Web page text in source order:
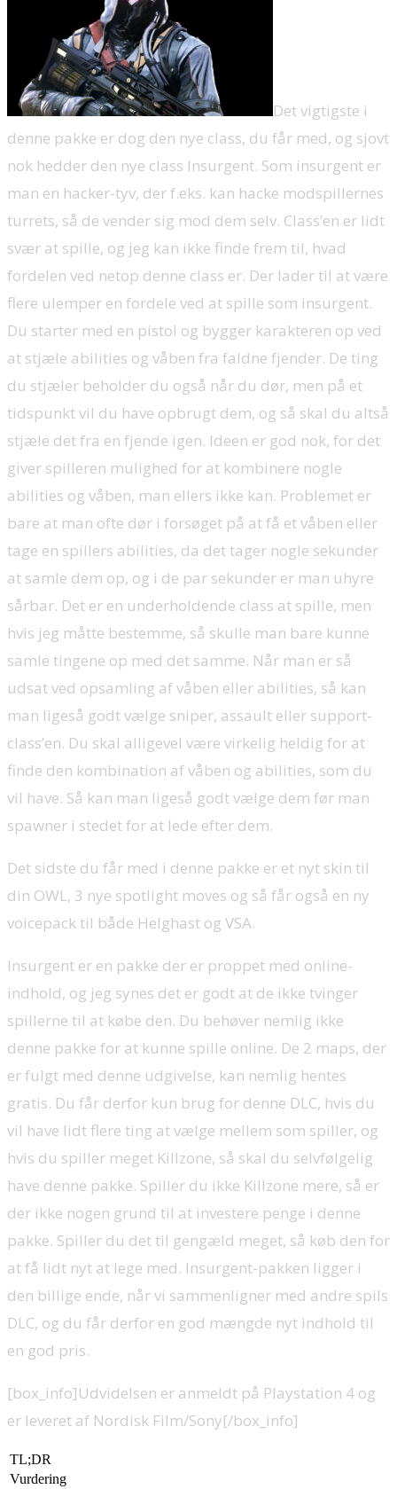
Det vigtigste i
denne pakke er dog den nye class, du får med, og sjovt
nok hedder den nye class Insurgent. Som insurgent er
man en hacker-tyv, der f.eks. kan hacke modspillernes
turrets, så de vender sig mod dem selv. Class’en er lidt
svær at spille, og jeg kan ikke finde frem til, hvad
fordelen ved netop denne class er. Der lader til at være
flere ulemper en fordele ved at spille som insurgent.
Du starter med en pistol og bygger karakteren op ved
at stjæle abilities og våben fra faldne fjender. De ting
du stjæler beholder du også når du dør, men på et
tidspunkt vil du have opbrugt dem, og så skal du altså
stjæle det fra en fjende igen. Ideen er god nok, for det
giver spilleren mulighed for at kombinere nogle
abilities og våben, man ellers ikke kan. Problemet er
bare at man ofte dør i forsøget på at få et våben eller
tage en spillers abilities, da det tager nogle sekunder
at samle dem op, og i de par sekunder er man uhyre
sårbar. Det er en underholdende class at spille, men
hvis jeg måtte bestemme, så skulle man bare kunne
samle tingene op med det samme. Når man er så
udsat ved opsamling af våben eller abilities, så kan
man ligeså godt vælge sniper, assault eller support-
class’en. Du skal alligevel være virkelig heldig for at
finde den kombination af våben og abilities, som du
vil have. Så kan man ligeså godt vælge dem før man
spawner i stedet for at lede efter dem.
Det sidste du får med i denne pakke er et nyt skin til
din OWL, 3 nye spotlight moves og så får også en ny
voicepack til både Helghast og VSA.
Insurgent er en pakke der er proppet med online-
indhold, og jeg synes det er godt at de ikke tvinger
spillerne til at købe den. Du behøver nemlig ikke
denne pakke for at kunne spille online. De 2 maps, der
er fulgt med denne udgivelse, kan nemlig hentes
gratis. Du får derfor kun brug for denne DLC, hvis du
vil have lidt flere ting at vælge mellem som spiller, og
hvis du spiller meget Killzone, så skal du selvfølgelig
have denne pakke. Spiller du ikke Killzone mere, så er
der ikke nogen grund til at investere penge i denne
pakke. Spiller du det til gengæld meget, så køb den for
at få lidt nyt at lege med. Insurgent-pakken ligger i
den billige ende, når vi sammenligner med andre spils
DLC, og du får derfor en god mængde nyt indhold til
en god pris.
[box_info]Udvidelsen er anmeldt på Playstation 4 og
er leveret af Nordisk Film/Sony[/box_info]
TL;DR
Vurdering